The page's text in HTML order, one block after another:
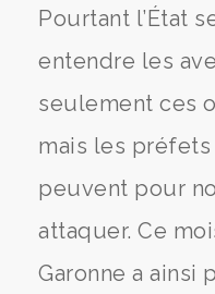
Pourtant l’État
entendre les
seulement ces
mais les
peuvent pour
attaquer. Ce
Garonne a ainsi